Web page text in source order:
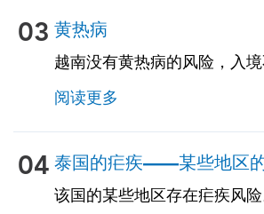
03 黄热病
越南没有黄热病的风险，入
热病疫苗接种证书。但是，如
热病的国家，则可能需要疫苗
询我们的专家了解更多详情。
阅读更多
04 泰国的疟疾——某些地区
该国的某些地区存在疟疾风